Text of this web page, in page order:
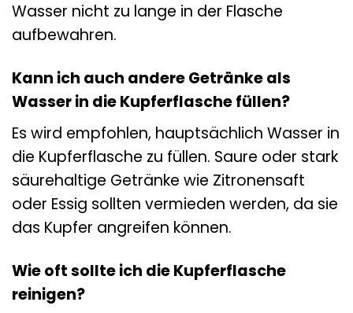
Wasser nicht zu lange in der Flasche
aufbewahren.
Kann ich auch andere Getränke als
Wasser in die Kupferflasche füllen?
Es wird empfohlen, hauptsächlich Wasser in
die Kupferflasche zu füllen. Saure oder stark
säurehaltige Getränke wie Zitronensaft
oder Essig sollten vermieden werden, da sie
das Kupfer angreifen können.
Wie oft sollte ich die Kupferflasche
reinigen?